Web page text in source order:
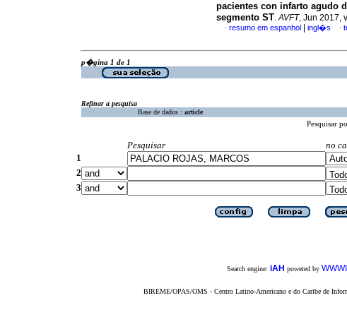
pacientes con infarto agudo
segmento ST.AVFT, Jun 2017,
· resumo em espanhol ingl�s ·
p�gina 1 de 1
Refinar a pesquisa
Base de dados : article
Pesquisar
Pesquisar
no
1
2
3
Search engine: iAH powered by
BIREME/OPAS/OMS - Centro Latino-Americano e do Caribe de